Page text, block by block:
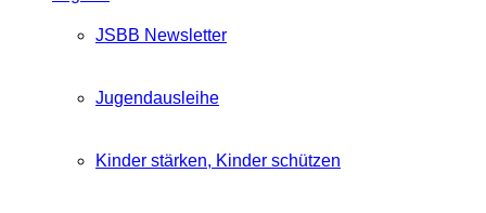
JSBB Newsletter
Jugendausleihe
Kinder stärken, Kinder schützen